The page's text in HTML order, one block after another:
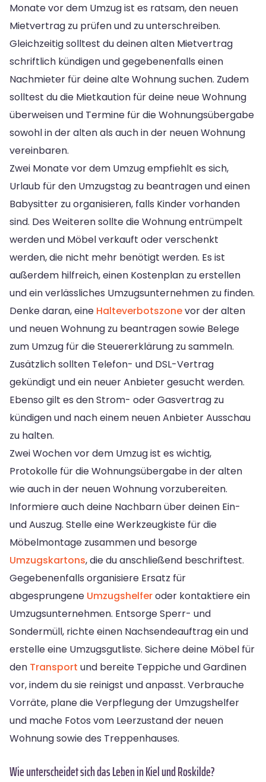
Monate vor dem Umzug ist es ratsam, den neuen
Mietvertrag zu prüfen und zu unterschreiben.
Gleichzeitig solltest du deinen alten Mietvertrag
schriftlich kündigen und gegebenenfalls einen
Nachmieter für deine alte Wohnung suchen. Zudem
solltest du die Mietkaution für deine neue Wohnung
überweisen und Termine für die Wohnungsübergabe
sowohl in der alten als auch in der neuen Wohnung
vereinbaren.
Zwei Monate vor dem Umzug empfiehlt es sich,
Urlaub für den Umzugstag zu beantragen und einen
Babysitter zu organisieren, falls Kinder vorhanden
sind. Des Weiteren sollte die Wohnung entrümpelt
werden und Möbel verkauft oder verschenkt
werden, die nicht mehr benötigt werden. Es ist
außerdem hilfreich, einen Kostenplan zu erstellen
und ein verlässliches Umzugsunternehmen zu finden.
Denke daran, eine Halteverbotszonevor der alten
und neuen Wohnung zu beantragen sowie Belege
zum Umzug für die Steuererklärung zu sammeln.
Zusätzlich sollten Telefon- und DSL-Vertrag
gekündigt und ein neuer Anbieter gesucht werden.
Ebenso gilt es den Strom- oder Gasvertrag zu
kündigen und nach einem neuen Anbieter Ausschau
zu halten.
Zwei Wochen vor dem Umzug ist es wichtig,
Protokolle für die Wohnungsübergabe in der alten
wie auch in der neuen Wohnung vorzubereiten.
Informiere auch deine Nachbarn über deinen Ein-
und Auszug. Stelle eine Werkzeugkiste für die
Möbelmontage zusammen und besorge
Umzugskartons, die du anschließend beschriftest.
Gegebenenfalls organisiere Ersatz für
abgesprungene Umzugshelferoder kontaktiere ein
Umzugsunternehmen. Entsorge Sperr- und
Sondermüll, richte einen Nachsendeauftrag ein und
erstelle eine Umzugsgutliste. Sichere deine Möbel für
den Transport und bereite Teppiche und Gardinen
vor, indem du sie reinigst und anpasst. Verbrauche
Vorräte, plane die Verpflegung der Umzugshelfer
und mache Fotos vom Leerzustand der neuen
Wohnung sowie des Treppenhauses.
Wie unterscheidet sich das Leben in Kiel und Roskilde?